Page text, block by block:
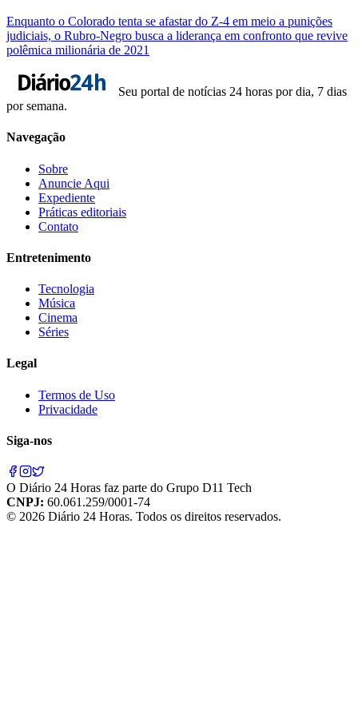
Enquanto o Colorado tenta se afastar do Z-4 em meio a punições
judiciais, o Rubro-Negro busca a liderança em confronto que revive
polêmica milionária de 2021
Seu portal de notícias 24 horas por dia, 7 dias
por semana.
Navegação
Sobre
Anuncie Aqui
Expediente
Práticas editoriais
Contato
Entretenimento
Tecnologia
Música
Cinema
Séries
Legal
Termos de Uso
Privacidade
Siga-nos
O Diário 24 Horas faz parte do Grupo D11 Tech
CNPJ: 60.061.259/0001-74
© 2026 Diário 24 Horas. Todos os direitos reservados.